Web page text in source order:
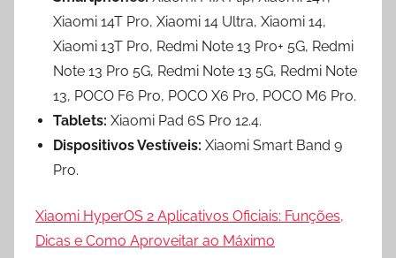
Xiaomi 14T Pro, Xiaomi 14 Ultra, Xiaomi 14,
Xiaomi 13T Pro, Redmi Note 13 Pro+ 5G, Redmi
Note 13 Pro 5G, Redmi Note 13 5G, Redmi Note
13, POCO F6 Pro, POCO X6 Pro, POCO M6 Pro.
Tablets: Xiaomi Pad 6S Pro 12.4.
Dispositivos Vestíveis: Xiaomi Smart Band 9
Pro.
Xiaomi HyperOS 2 Aplicativos Oficiais: Funções,
Dicas e Como Aproveitar ao Máximo